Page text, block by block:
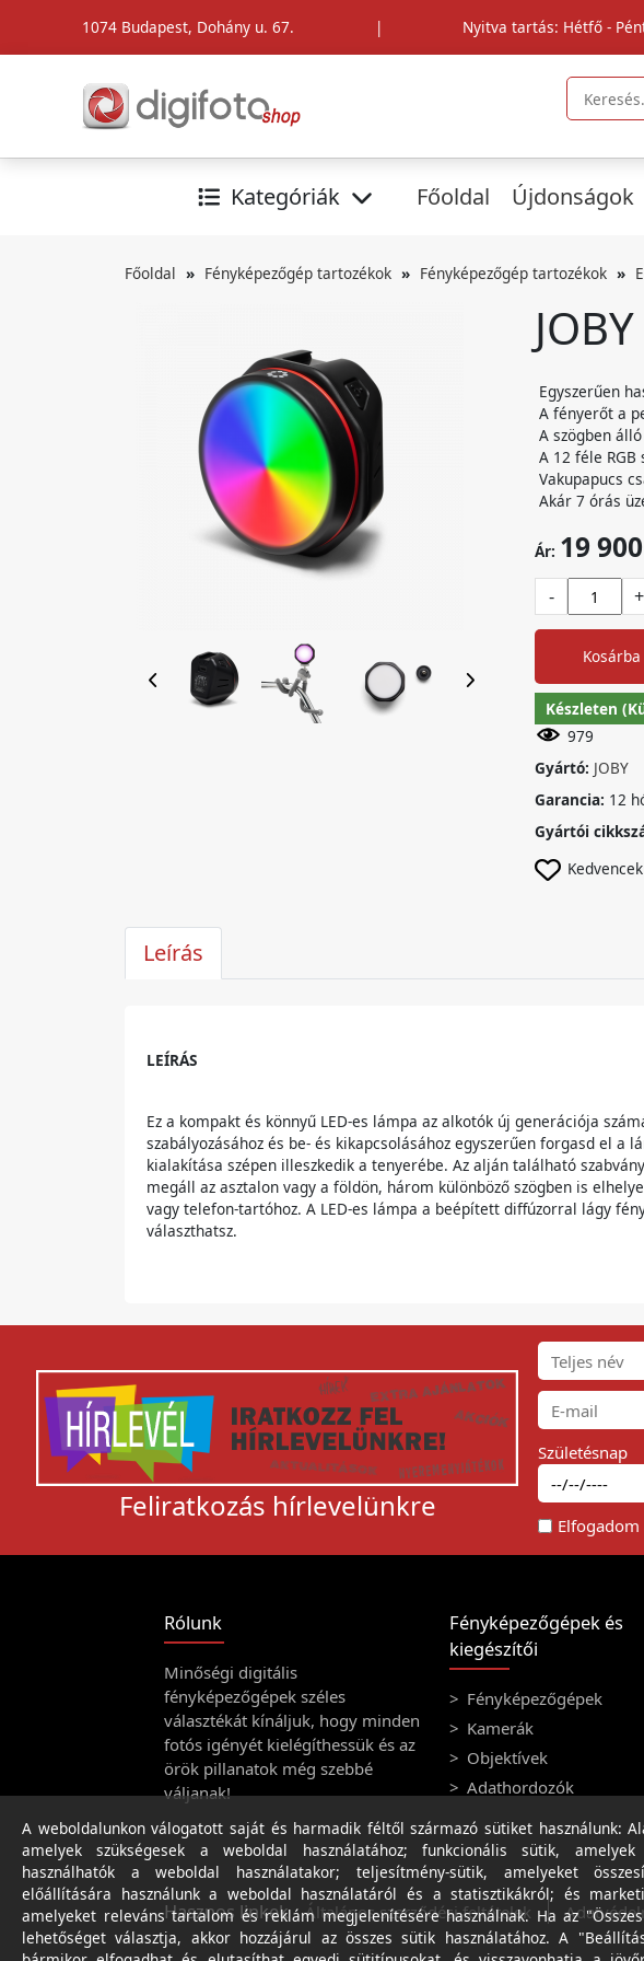
1074 Budapest, Dohány u. 67. | Nyitva tartás: Hétfő -
Kategóriák Főoldal Újdonságok
Főoldal Fényképezőgép tartozékok Fényképezőgép tartozékok
Egyszerűen
A fényerőt a
A szögben
A 12 féle
Vakupapucs
Akár 7 órás
Ár: 19
- +
Kosárba
Készleten
979
Gyártó: JOBY
Garancia: 12
Gyártói
Kedvencek
Leírás
LEÍRÁS
Ez a kompakt és könnyű LED-es lámpa az alkotók új generációja
szabályozásához és be- és kikapcsolásához egyszerűen forgasd el
kialakítása szépen illeszkedik a tenyerébe. Az alján található
megáll az asztalon vagy a földön, három különböző szögben is
vagy telefon-tartóhoz. A LED-es lámpa a beépített diffúzorral lágy
választhatsz.
Feliratkozás hírlevelünkre
Születésnap
Elfogadom
Rólunk
Minőségi digitális
fényképezőgépek széles
választékát kínáljuk, hogy minden
fotós igényét kielégíthessük és az
örök pillanatok még szebbé
váljanak!
Fényképezőgépek és
kiegészítői
Fényképezőgépek
Kamerák
Objektívek
Adathordozók
Hasznos linkek Általános szerződési feltételek
A weboldalunkon válogatott saját és harmadik féltől származó sütiket használunk:
amelyek szükségesek a weboldal használatához; funkcionális sütik, amelyek
használhatók a weboldal használatakor; teljesítmény-sütik, amelyeket
előállítására használunk a weboldal használatáról és a statisztikákról; és
amelyeket releváns tartalom és reklám megjelenítésére használnak. Ha az
lehetőséget választja, akkor hozzájárul az összes sütik használatához. A